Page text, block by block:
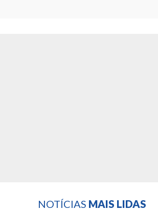
NOTÍCIAS MAIS LIDAS